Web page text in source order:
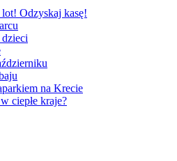
Odzyskaj kasę!
na Krecie
ciepłe kraje?